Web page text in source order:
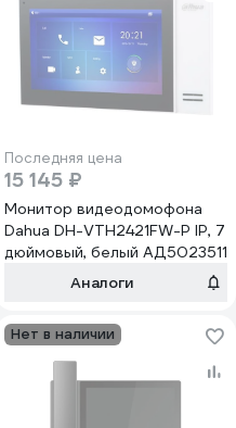
Последняя цена
15 145 ₽
Монитор видеодомофона
Dahua DH-VTH2421FW-P IP, 7
дюймовый, белый АД5023511
Аналоги
Нет в наличии